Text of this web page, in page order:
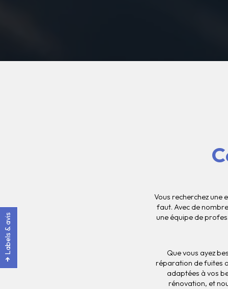
Labels & avis
Vous recherchez une
faut. Avec de
une équipe de
Que vous ayez
réparation de fuites
adaptées à vos
rénovation, et